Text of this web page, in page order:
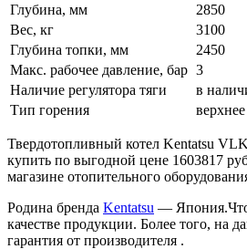
Глубина, мм
2850
Вес, кг
3100
Глубина топки, мм
2450
Макс. рабочее давление, бар 3
Наличие регулятора тяги
в
Тип горения
верхнее
Твердотопливный котел Kentatsu
купить по выгодной цене 1603817
магазине отопительного
Родина бренда Kentatsu —
качестве продукции. Более того, на
гарантия от производителя .